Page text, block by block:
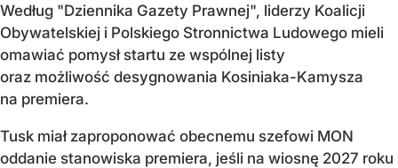
Według "Dziennika Gazety Prawnej", liderzy Koalicji
Obywatelskiej i Polskiego Stronnictwa Ludowego mieli
omawiać pomysł startu ze wspólnej listy
oraz możliwość desygnowania Kosiniaka-Kamysza
na premiera.
Tusk miał zaproponować obecnemu szefowi MON
oddanie stanowiska premiera, jeśli na wiosnę 2027 roku